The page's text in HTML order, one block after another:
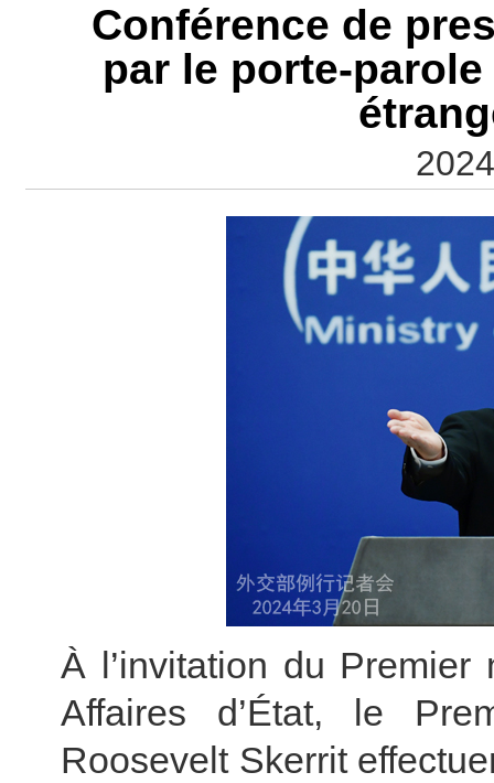
Conférence de
par le porte-
À l’invitation du
Affaires d’État, le
Roosevelt Skerrit